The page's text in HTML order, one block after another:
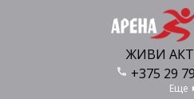
ЖИВИ
+375 29
Еще